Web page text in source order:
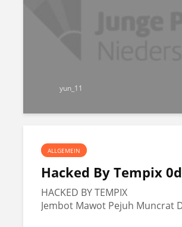
yun_11
ALLGEMEIN
Hacked By Tempix
HACKED BY TEMPIX
Jembot Mawot Pejuh Muncrat